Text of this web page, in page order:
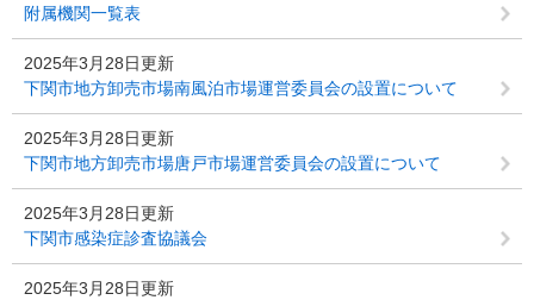
附属機関一覧表
2025年3月28日更新
下関市地方卸売市場南風泊市場運営委員会の設置について
2025年3月28日更新
下関市地方卸売市場唐戸市場運営委員会の設置について
2025年3月28日更新
下関市感染症診査協議会
2025年3月28日更新